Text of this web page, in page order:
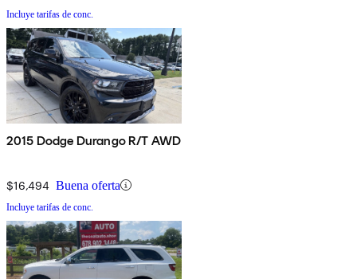
Incluye tarifas de conc.
2015 Dodge Durango R/T AWD
$16,494 Buena oferta
Incluye tarifas de conc.